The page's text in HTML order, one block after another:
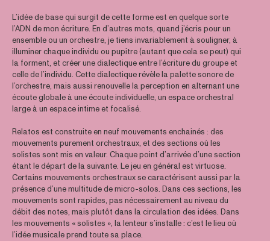
L’idée de base qui surgit de cette forme est en quelque sorte
l’ADN de mon écriture. En d’autres mots, quand j’écris pour un
ensemble ou un orchestre, je tiens invariablement à souligner, à
illuminer chaque individu ou pupitre (autant que cela se peut) qui
la forment, et créer une dialectique entre l’écriture du groupe et
celle de l’individu. Cette dialectique révèle la palette sonore de
l’orchestre, mais aussi renouvelle la perception en alternant une
écoute globale à une écoute individuelle, un espace orchestral
large à un espace intime et focalisé.
Relatos est construite en neuf mouvements enchainés : des
mouvements purement orchestraux, et des sections où les
solistes sont mis en valeur. Chaque point d’arrivée d’une section
étant le départ de la suivante. Le jeu en général est virtuose.
Certains mouvements orchestraux se caractérisent aussi par la
présence d’une multitude de micro-solos. Dans ces sections, les
mouvements sont rapides, pas nécessairement au niveau du
débit des notes, mais plutôt dans la circulation des idées. Dans
les mouvements « solistes », la lenteur s’installe : c’est le lieu où
l’idée musicale prend toute sa place.